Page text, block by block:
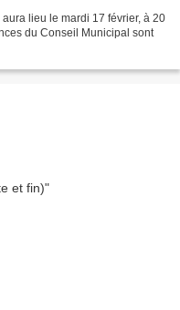
lieu le mardi 17 février, à 20
du Conseil Municipal sont